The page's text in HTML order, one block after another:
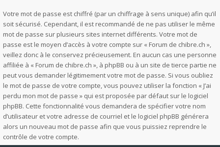
Votre mot de passe est chiffré (par un chiffrage à sens unique) afin qu’il
soit sécurisé. Cependant, il est recommandé de ne pas utiliser le même
mot de passe sur plusieurs sites internet différents. Votre mot de
passe est le moyen d’accès à votre compte sur « Forum de chibre.ch »,
veillez donc à le conservez précieusement. En aucun cas une personne
affiliée à « Forum de chibre.ch », à phpBB ou à un site de tierce partie ne
peut vous demander légitimement votre mot de passe. Si vous oubliez
le mot de passe de votre compte, vous pouvez utiliser la fonction « J’ai
perdu mon mot de passe » qui est proposée par défaut sur le logiciel
phpBB. Cette fonctionnalité vous demandera de spécifier votre nom
d’utilisateur et votre adresse de courriel et le logiciel phpBB générera
alors un nouveau mot de passe afin que vous puissiez reprendre le
contrôle de votre compte.